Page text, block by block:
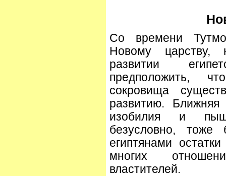
Со времени
Новому царству,
развитии
предположить,
сокровища
развитию.
изобилия и
безусловно,
египтянами
многих
властителей.